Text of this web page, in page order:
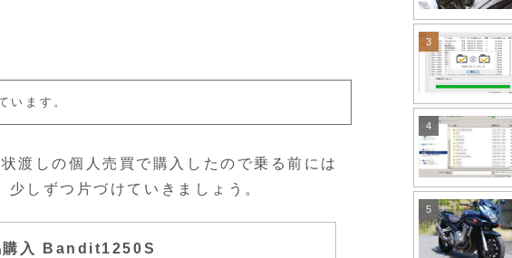
います。
渡しの個人売買で購入したので乗る前には
しずつ片づけていきましょう。
入 Bandit1250S